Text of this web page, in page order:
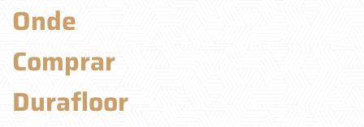
Onde
Comprar
Durafloor